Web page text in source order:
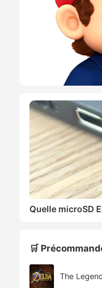
Quelle microSD
🛒
The